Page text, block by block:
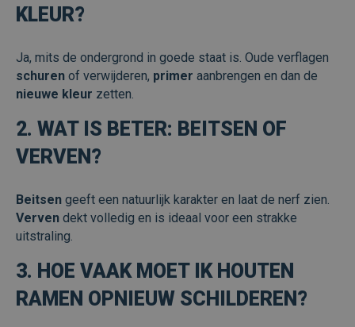
KLEUR?
Ja, mits de ondergrond in goede staat is. Oude verflagen
schuren of verwijderen, primer aanbrengen en dan de
nieuwe kleur zetten.
2. WAT IS BETER: BEITSEN OF
VERVEN?
Beitsen geeft een natuurlijk karakter en laat de nerf zien.
Verven dekt volledig en is ideaal voor een strakke
uitstraling.
3. HOE VAAK MOET IK HOUTEN
RAMEN OPNIEUW SCHILDEREN?
_ga_FF2PPWBEDR